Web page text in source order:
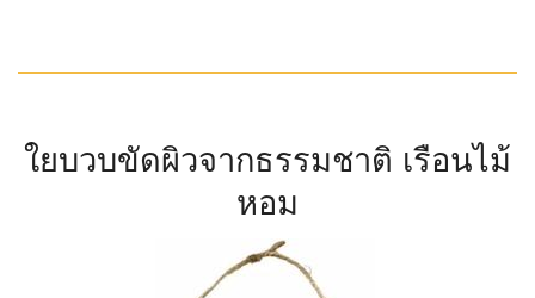
ใยบวบขัดผิวจากธรรมชาติ เรือนไม้
หอม